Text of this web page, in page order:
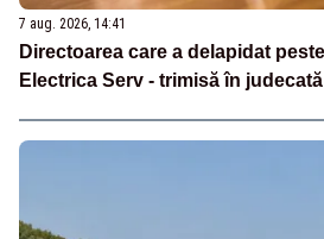
7 aug. 2026, 14:41
Directoarea care a delapidat
Electrica Serv - trimisă în judecată